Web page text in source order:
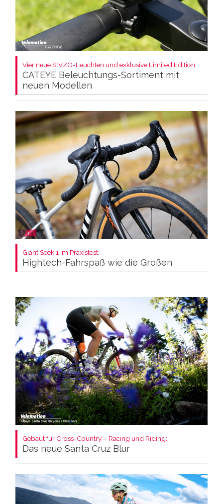
Vier neue StVZO-Leuchten und exklusive Limited Edition:
CATEYE Beleuchtungs-Sortiment mit
neuen Modellen
Giant Seek 1 im Praxistest:
Hightech-Fahrspaß wie die Großen
Gebaut für Cross-Country – Racing und Riding:
Das neue Santa Cruz Blur